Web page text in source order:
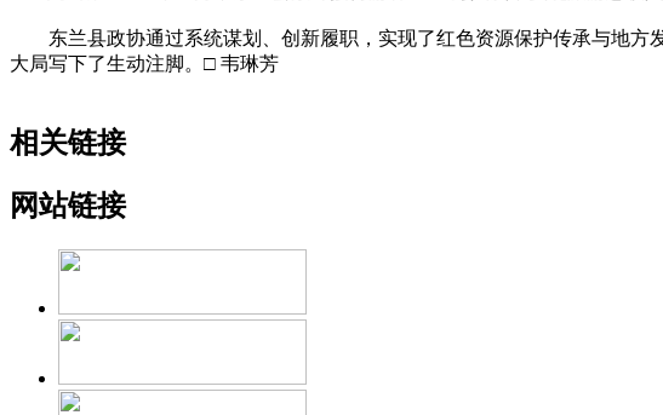
东兰县政协通过系统谋划、创新履职，实现了红色资源保护传承与地方
大局写下了生动注脚。□ 韦琳芳
相关链接
网站链接